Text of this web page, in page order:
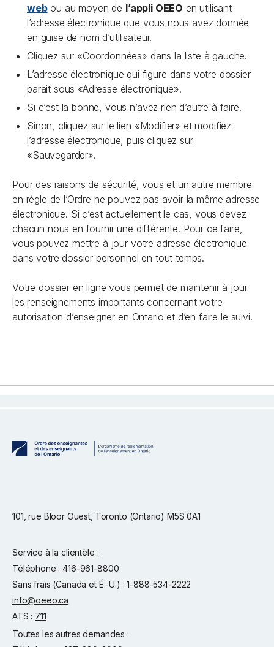
webou au moyen de l’appli OEEO en utilisant
l’adresse électronique que vous nous avez donnée
en guise de nom d’utilisateur.
Cliquez sur «Coordonnées» dans la liste à gauche.
L’adresse électronique qui figure dans votre dossier
parait sous «Adresse électronique».
Si c’est la bonne, vous n’avez rien d’autre à faire.
Sinon, cliquez sur le lien «Modifier» et modifiez
l’adresse électronique, puis cliquez sur
«Sauvegarder».
Pour des raisons de sécurité, vous et un autre membre
en règle de l’Ordre ne pouvez pas avoir la même adresse
électronique. Si c’est actuellement le cas, vous devez
chacun nous en fournir une différente. Pour ce faire,
vous pouvez mettre à jour votre adresse électronique
dans votre dossier personnel en tout temps.
Votre dossier en ligne vous permet de maintenir à jour
les renseignements importants concernant votre
autorisation d’enseigner en Ontario et d’en faire le suivi.
101, rue Bloor Ouest, Toronto (Ontario) M5S 0A1
Service à la clientèle :
Téléphone : 416-961-8800
Sans frais (Canada et É.-U.) : 1-888-534-2222
info@oeeo.ca
ATS : 711
Toutes les autres demandes :